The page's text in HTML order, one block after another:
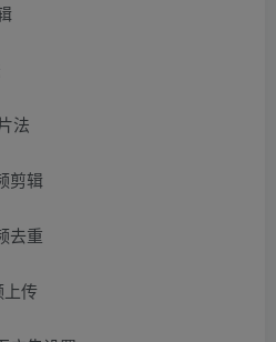
法
剪辑
去重
上传